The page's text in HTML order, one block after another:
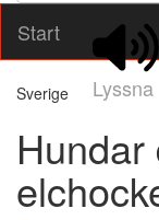
Start
Lyssna
Sverige